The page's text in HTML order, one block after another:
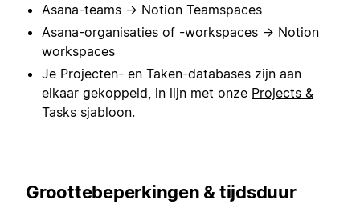
Asana-teams → Notion Teamspaces
Asana-organisaties of -workspaces → Notion
workspaces
Je Projecten- en Taken-databases zijn aan
elkaar gekoppeld, in lijn met onze Projects &
Tasks sjabloon.
Groottebeperkingen & tijdsduur